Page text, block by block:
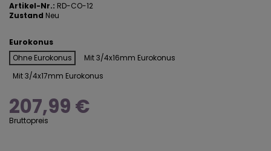
Artikel-Nr.: RD-CO-12
Zustand Neu
Eurokonus
Ohne Eurokonus
Mit 3/4x16mm Eurokonus
Mit 3/4x17mm Eurokonus
207,99 €
Bruttopreis